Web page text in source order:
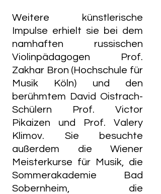
Weitere künstlerische
Impulse erhielt sie bei dem
namhaften russischen
Violinpädagogen Prof.
Zakhar Bron (Hochschule für
Musik Köln) und den
berühmtem David Oistrach-
Schülern Prof. Victor
Pikaizen und Prof. Valery
Klimov. Sie besuchte
außerdem die Wiener
Meisterkurse für Musik, die
Sommerakademie Bad
Sobernheim, die